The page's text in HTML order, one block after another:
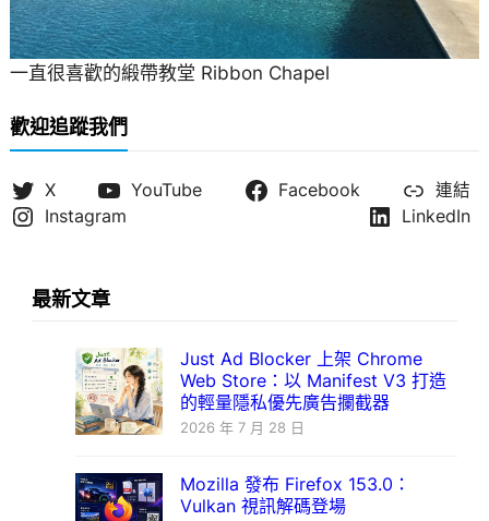
一直很喜歡的緞帶教堂 Ribbon Chapel
歡迎追蹤我們
X YouTube Facebook
連結
Instagram
LinkedIn
最新文章
Just Ad Blocker 上架 Chrome
Web Store：以 Manifest V3 打造
的輕量隱私優先廣告攔截器
2026 年 7 月 28 日
Mozilla 發布 Firefox 153.0：
Vulkan 視訊解碼登場